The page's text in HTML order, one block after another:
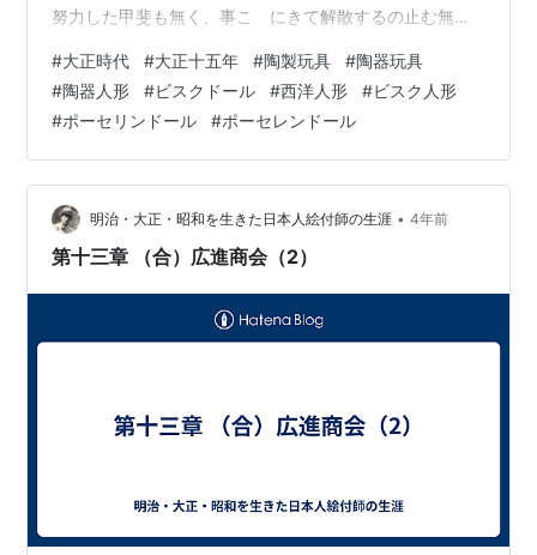
努力した甲斐も無く、事こゝにきて解散するの止む無き
五年七月始め債権者会議を開いて財産目録、売掛代金一
覧表他解散に必要な書類を提出し了解を求め精算事務は
大島君がその任に当たり、我々両名は債権者各位の同情
により万事白紙に還元し債権、債務一切を免除され、こ
こに五ケ年の夢は閉ざされて終ったのである。 拝啓 時下
炎暑の候益々御隆昌奉欣賀候 扨て数年前玩具の改…
#大正時代 #大正十五年 #陶製玩具 #陶器玩具
#陶器人形 #ビスクドール #西洋人形 #ビスク人形
#ポーセリンドール #ポーセレンドール
明治・大正・昭和を生きた日本人絵付師の生涯 • 4年前
第十三章 （合）広進商会（2）